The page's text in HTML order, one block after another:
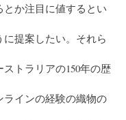
か注目に値するとい
提案したい。それら
トラリアの150年の歴
インの経験の織物の